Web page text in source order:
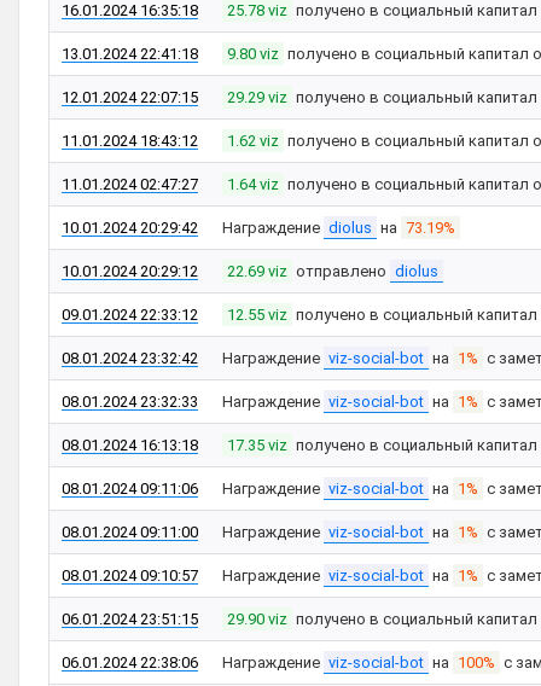
16.01.2024 16:35:18 25.78 viz получено в социальный
13.01.2024 22:41:18 9.80 viz получено в социальный капитал
12.01.2024 22:07:15 29.29 viz получено в социальный
11.01.2024 18:43:12 1.62 viz получено в социальный капитал
11.01.2024 02:47:27 1.64 viz получено в социальный капитал
10.01.2024 20:29:42 Награждение diolus на 73.19%
10.01.2024 20:29:12 22.69 viz отправлено diolus
09.01.2024 22:33:12 12.55 viz получено в социальный
08.01.2024 23:32:42 Награждение viz-social-bot на 1% с
08.01.2024 23:32:33 Награждение viz-social-bot на 1% с
08.01.2024 16:13:18 17.35 viz получено в социальный
08.01.2024 09:11:06 Награждение viz-social-bot на 1% с
08.01.2024 09:11:00 Награждение viz-social-bot на 1% с
08.01.2024 09:10:57 Награждение viz-social-bot на 1% с
06.01.2024 23:51:15 29.90 viz получено в социальный
06.01.2024 22:38:06 Награждение viz-social-bot на 100% с